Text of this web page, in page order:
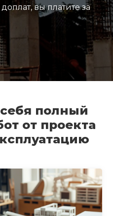
вы платите за
полный
от проекта